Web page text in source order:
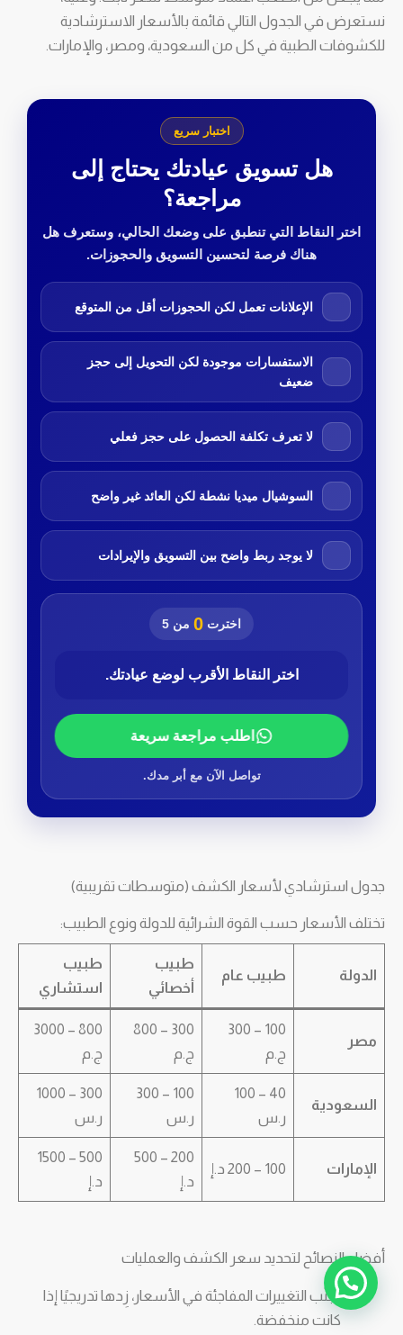
نستعرض في الجدول التالي قائمة بالأسعار الاسترشادية
للكشوفات الطبية في كل من السعودية، ومصر، والإمارات.
اختبار سريع
هل تسويق عيادتك يحتاج إلى
مراجعة؟
اختر النقاط التي تنطبق على وضعك الحالي، وستعرف هل
هناك فرصة لتحسين التسويق والحجوزات.
الإعلانات تعمل لكن الحجوزات أقل من المتوقع
الاستفسارات موجودة لكن التحويل إلى حجز
ضعيف
لا تعرف تكلفة الحصول على حجز فعلي
السوشيال ميديا نشطة لكن العائد غير واضح
لا يوجد ربط واضح بين التسويق والإيرادات
اخترت 0 من 5
اختر النقاط الأقرب لوضع عيادتك.
اطلب مراجعة سريعة
تواصل الآن مع أبر مدك.
جدول استرشادي لأسعار الكشف (متوسطات تقريبية)
تختلف الأسعار حسب القوة الشرائية للدولة ونوع الطبيب:
الدولة طبيب عام
طبيب
أخصائي
طبيب
استشاري
مصر
100 – 300
ج.م
300 – 800
ج.م
800 – 3000
ج.م
السعودية
40 – 100
ر.س
100 – 300
ر.س
300 – 1000
ر.س
الإمارات 100 – 200 د.إ
200 – 500
د.إ
500 – 1500
د.إ
أفضل النصائح لتحديد سعر الكشف والعمليات
تجنُّب التغييرات المفاجئة في الأسعار، زِدها تدريجيًا إذا
كانت منخفضة.